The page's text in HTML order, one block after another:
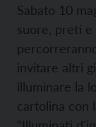
Sabato 10
suore, preti e
invitare altri
illuminare la
cartolina con